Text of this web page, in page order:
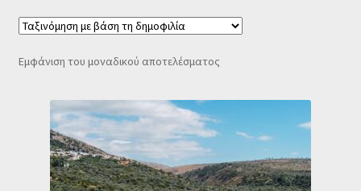
Καλάθι
Κατάστημα
Εμφάνιση του μοναδικού αποτελέσματος